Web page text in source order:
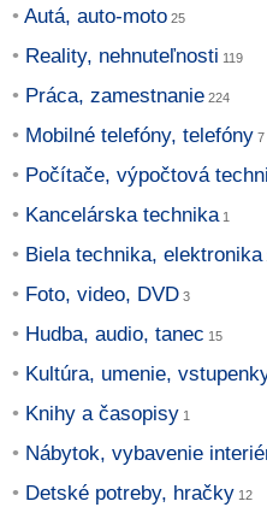
Autá, auto-moto
Reality, nehnuteľnosti
Práca, zamestnanie
Mobilné telefóny, telefóny
Počítače, výpočtová
Kancelárska technika
Biela technika, elektronika
Foto, video, DVD
Hudba, audio, tanec
Kultúra, umenie,
Knihy a časopisy
Nábytok, vybavenie
Detské potreby, hračky